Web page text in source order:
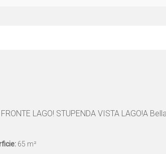
LAGO! STUPENDA VISTA LAGO!A
65 m²